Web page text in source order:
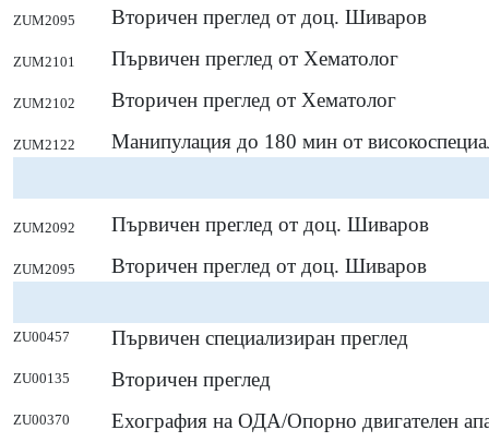
ZUM2095 Вторичен преглед от доц. Шиваров
ZUM2101 Първичен преглед от Хематолог
ZUM2102 Вторичен преглед от Хематолог
ZUM2122 Манипулация до 180 мин от
ZUM2092 Първичен преглед от доц. Шиваров
ZUM2095 Вторичен преглед от доц. Шиваров
ZU00457 Първичен специализиран преглед
ZU00135 Вторичен преглед
ZU00370 Ехография на ОДА/Опорно двигателен